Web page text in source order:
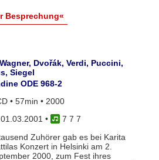
Besprechung«
Dvořák, Verdi, Puccini,
Siegel
ODE 968-2
• 57min • 2000
01.03.2001 •
7 7 7
Zuhörer gab es bei Karita
Konzert in Helsinki am 2.
2000, zum Fest ihres